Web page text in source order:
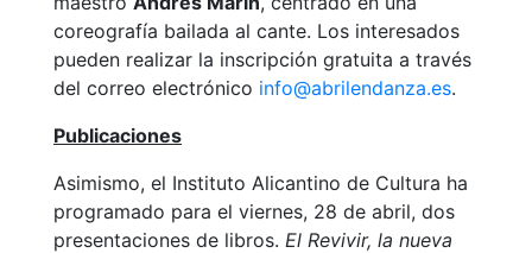
coreografía bailada al cante. Los interesados
pueden realizar la inscripción gratuita a través
del correo electrónico info@abrilendanza.es.
Publicaciones
Asimismo, el Instituto Alicantino de Cultura ha
programado para el viernes, 28 de abril, dos
presentaciones de libros. El Revivir, la nueva